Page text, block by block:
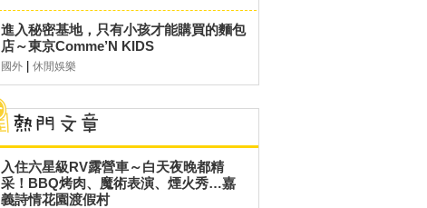
進入秘密基地，只有小孩才能購買的麵包
店～東京Comme’N KIDS
國外 休閒娛樂
入住六星級RV露營車～白天夜晚都精
采！BBQ烤肉、魔術表演、煙火秀…嘉
義詩情花園渡假村